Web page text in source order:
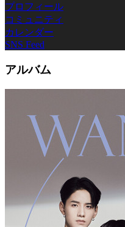
プロフィール
コミュニティ
カレンダー
SNS Feed
アルバム